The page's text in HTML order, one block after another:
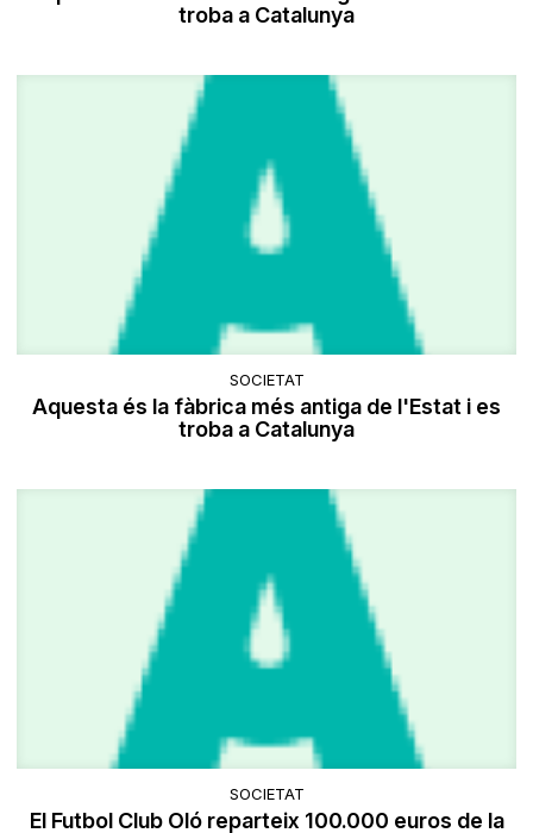
troba a Catalunya
SOCIETAT
Aquesta és la fàbrica més antiga de l'Estat i es
troba a Catalunya
SOCIETAT
​El Futbol Club Oló reparteix 100.000 euros de la